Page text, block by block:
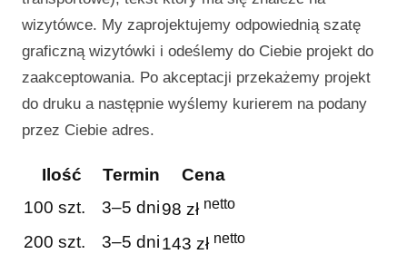
wizytówce. My zaprojektujemy odpowiednią szatę
graficzną wizytówki i odeślemy do Ciebie projekt do
zaakceptowania. Po akceptacji przekażemy projekt
do druku a następnie wyślemy kurierem na podany
przez Ciebie adres.
Ilość Termin
Cena
100 szt.
3–5 dni98 zł netto
200 szt. 3–5 dni143 zł netto